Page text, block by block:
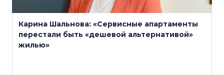
Карина Шальнова: «Сервисные апартаменты
перестали быть «дешевой альтернативой»
жилью»